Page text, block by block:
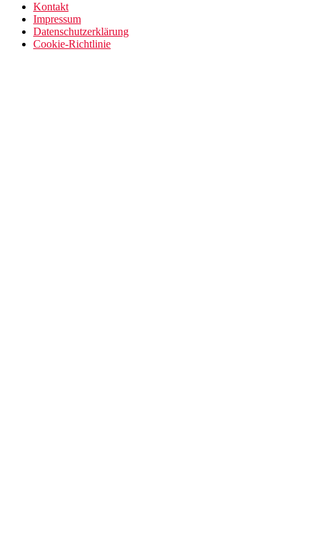
Kontakt
Impressum
Datenschutzerklärung
Cookie-Richtlinie